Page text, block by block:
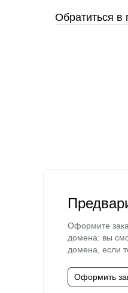
Обратиться в
Оформите
домена: вы
домена, если
Оформить